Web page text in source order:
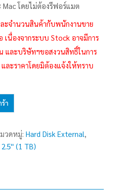
Mac โดยไม่ต้องรีฟอร์แมต
ะจำนวนสินค้ากับพนักงานขาย
เนื่องจากระบบ Stock อาจมีการ
และบริษัทฯขอสงวนสิทธิ์ในการ
ละราคาโดยมิต้องแจ้งให้ทราบ
า
วดหมู่:Hard Disk External
2.5'' (1 TB)